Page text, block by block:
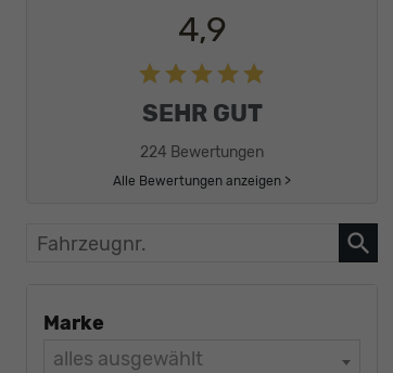
4,9
SEHR GUT
224 Bewertungen
Alle Bewertungen anzeigen >
Fahrzeugnr.
Marke
alles ausgewählt